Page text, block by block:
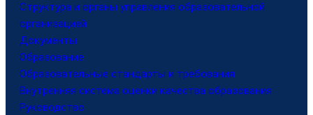
Структура и органы управления образовательной
организацией
Документы
Образование
Образовательные стандарты и требования
Внутренняя система оценки качества образования
Руководство